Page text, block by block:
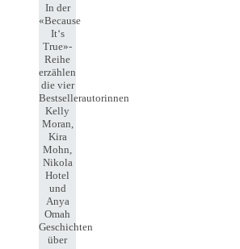
In der
«Because
It‘s
True»-
Reihe
erzählen
die vier
Bestsellerautorinnen
Kelly
Moran,
Kira
Mohn,
Nikola
Hotel
und
Anya
Omah
Geschichten
über